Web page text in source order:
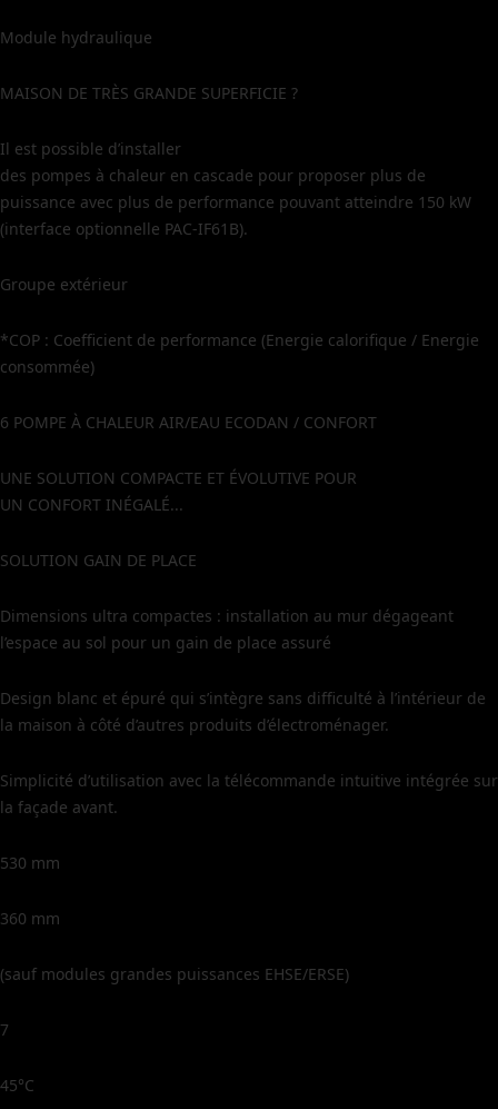
Module hydraulique
MAISON DE TRÈS GRANDE SUPERFICIE ?
Il est possible d’installer
des pompes à chaleur en cascade pour proposer plus de
puissance avec plus de performance pouvant atteindre 150 kW
(interface optionnelle PAC-IF61B).
Groupe extérieur
*COP : Coefficient de performance (Energie calorifique / Energie
consommée)
6 POMPE À CHALEUR AIR/EAU ECODAN / CONFORT
UNE SOLUTION COMPACTE ET ÉVOLUTIVE POUR
UN CONFORT INÉGALÉ...
SOLUTION GAIN DE PLACE
Dimensions ultra compactes : installation au mur dégageant
l’espace au sol pour un gain de place assuré
Design blanc et épuré qui s’intègre sans difficulté à l’intérieur de
la maison à côté d’autres produits d’électroménager.
Simplicité d’utilisation avec la télécommande intuitive intégrée sur
la façade avant.
530 mm
360 mm
(sauf modules grandes puissances EHSE/ERSE)
7
45°C